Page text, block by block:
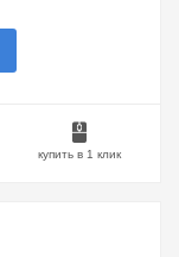
купить в 1 клик